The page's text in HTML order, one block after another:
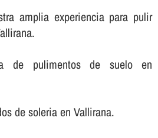
amplia experiencia para pulir
de pulimentos de suelo en
de soleria en Vallirana.